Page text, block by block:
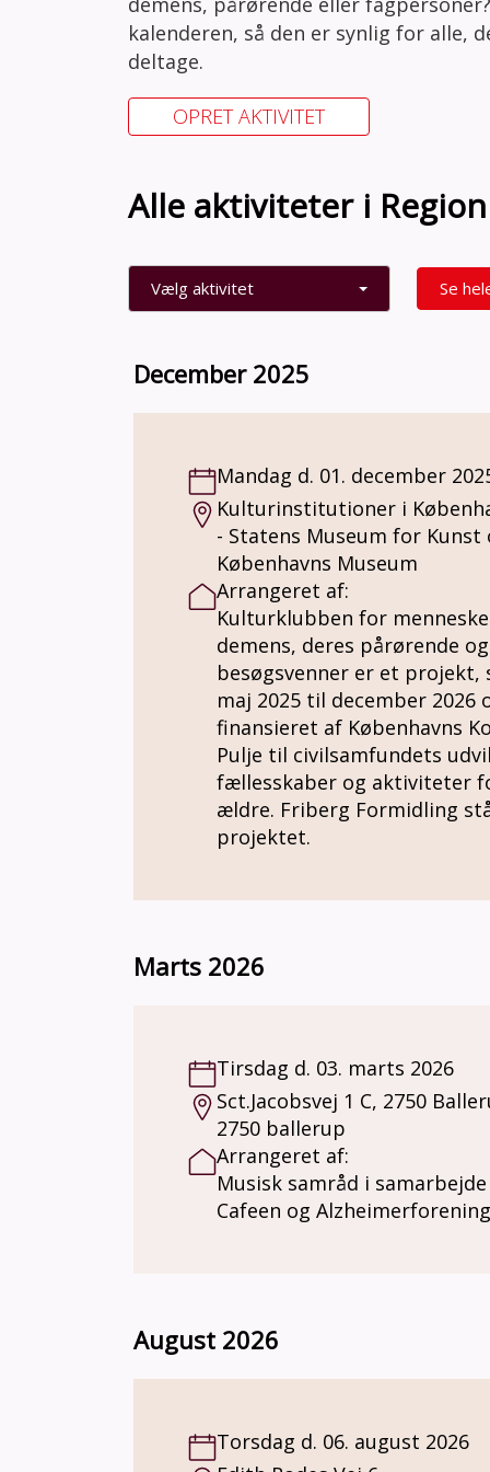
kalenderen, så den er synlig for alle,
deltage.
OPRET AKTIVITET
Alle aktiviteter i
Vælg aktivitet Se
December 2025
Mandag d. 01. december
Kulturinstitutioner i
- Statens Museum for Kunst
Københavns Museum
Arrangeret af:
Kulturklubben for
demens, deres pårørende og
besøgsvenner er et projekt,
maj 2025 til december 2026
finansieret af Københavns
Pulje til civilsamfundets
fællesskaber og aktiviteter
ældre. Friberg Formidling
projektet.
Marts 2026
Tirsdag d. 03. marts 2026
Sct.Jacobsvej 1 C, 2750
2750 ballerup
Arrangeret af:
Musisk samråd i
Cafeen og
August 2026
Torsdag d. 06. august 2026